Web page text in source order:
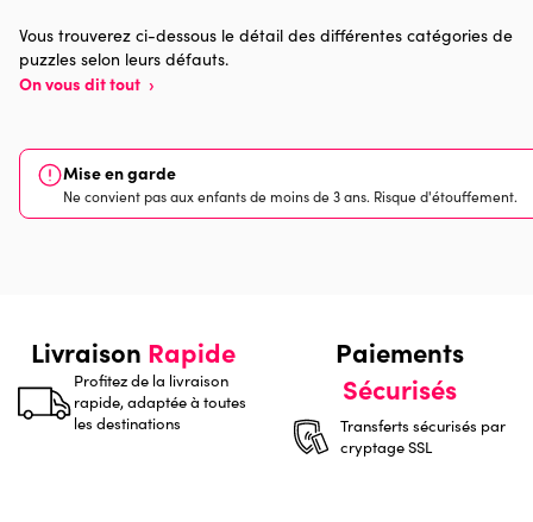
Dimensions
Vous trouverez ci-dessous le détail des différentes catégories de
puzzles selon leurs défauts.
On vous dit tout ›
Mise en garde
Ne convient pas aux enfants de moins de 3 ans. Risque d'étouffement.
Livraison Rapide
Profitez de la livraison
rapide, adaptée à toutes
les destinations
Paiements
Sécurisés
Transferts sécurisés par
cryptage SSL